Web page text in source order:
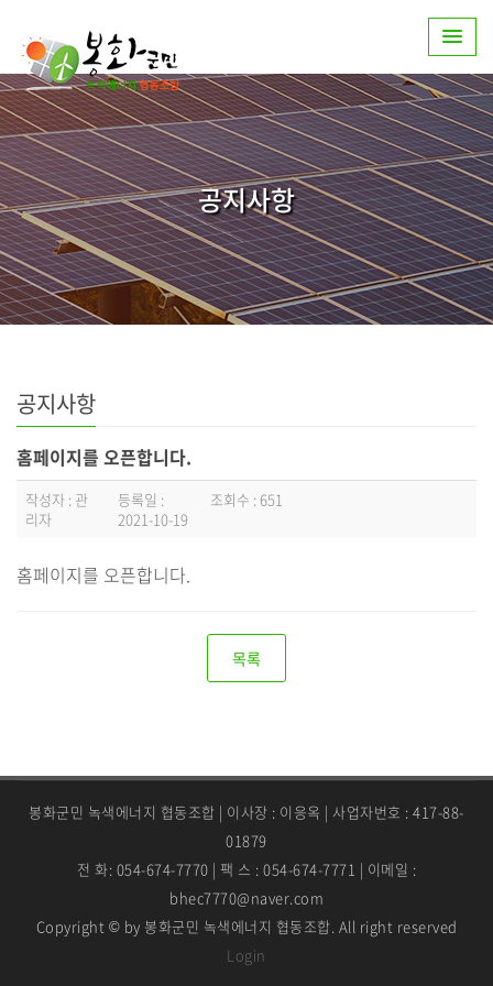
공지사항
공지사항
홈페이지를 오픈합니다.
작성자 : 관
리자
등록일 :
2021-10-19
조회수 : 651
홈페이지를 오픈합니다.
목록
봉화군민 녹색에너지 협동조합 | 이사장 : 이응옥 | 사업자번호 : 417-88-
01879
전 화: 054-674-7770 | 팩 스 : 054-674-7771 | 이메일 :
bhec7770@naver.com
Copyright © by 봉화군민 녹색에너지 협동조합. All right reserved
Login